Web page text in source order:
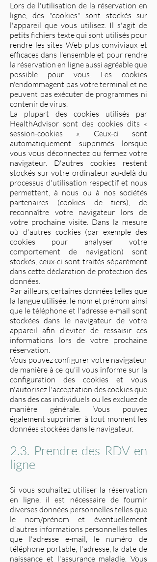
Lors de l'utilisation de la réservation en
ligne, des "cookies" sont stockés sur
l'appareil que vous utilisez. Il s'agit de
petits fichiers texte qui sont utilisés pour
rendre les sites Web plus conviviaux et
efficaces dans l'ensemble et pour rendre
la réservation en ligne aussi agréable que
possible pour vous. Les cookies
n'endommagent pas votre terminal et ne
peuvent pas exécuter de programmes ni
contenir de virus.
La plupart des cookies utilisés par
HealthAdvisor sont des cookies dits «
session-cookies ». Ceux-ci sont
automatiquement supprimés lorsque
vous vous déconnectez ou fermez votre
navigateur. D'autres cookies restent
stockés sur votre ordinateur au-delà du
processus d'utilisation respectif et nous
permettent, à nous ou à nos sociétés
partenaires (cookies de tiers), de
reconnaître votre navigateur lors de
votre prochaine visite. Dans la mesure
où d'autres cookies (par exemple des
cookies pour analyser votre
comportement de navigation) sont
stockés, ceux-ci sont traités séparément
dans cette déclaration de protection des
données.
Par ailleurs, certaines données telles que
la langue utilisée, le nom et prénom ainsi
que le téléphone et l'adresse e-mail sont
stockées dans le navigateur de votre
appareil afin d'éviter de ressaisir ces
informations lors de votre prochaine
réservation.
Vous pouvez configurer votre navigateur
de manière à ce qu'il vous informe sur la
configuration des cookies et vous
n'autorisez l'acceptation des cookies que
dans des cas individuels ou les excluez de
manière générale. Vous pouvez
également supprimer à tout moment les
données stockées dans le navigateur.
2.3. Prendre des RDV en
ligne
Si vous souhaitez utiliser la réservation
en ligne, il est nécessaire de fournir
diverses données personnelles telles que
le nom/prénom et éventuellement
d'autres informations personnelles telles
que l'adresse e-mail, le numéro de
téléphone portable, l'adresse, la date de
naissance et l'assurance maladie. Vous